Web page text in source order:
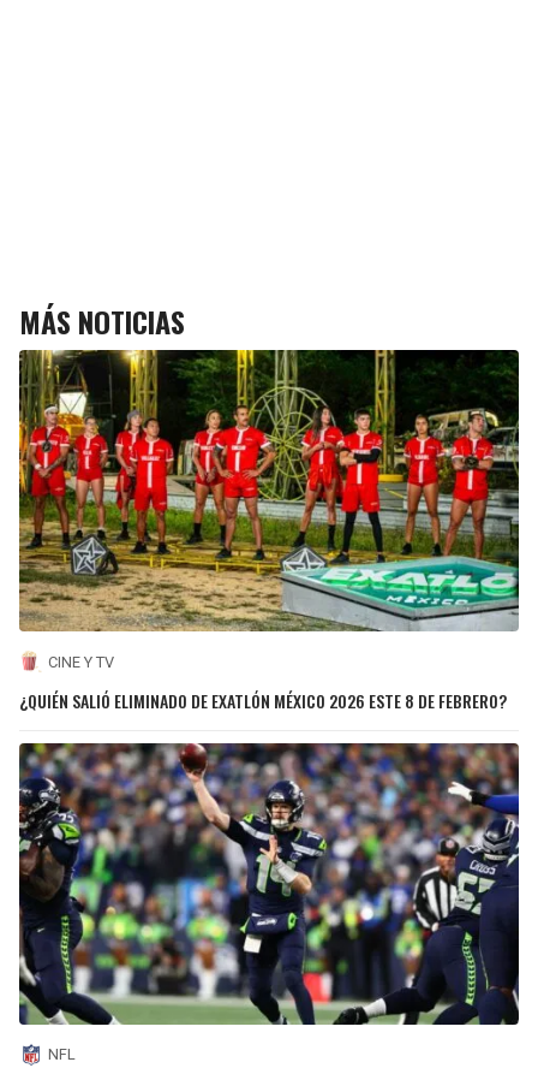
MÁS NOTICIAS
CINE Y TV
¿QUIÉN SALIÓ ELIMINADO DE EXATLÓN MÉXICO 2026 ESTE 8 DE FEBRERO?
NFL